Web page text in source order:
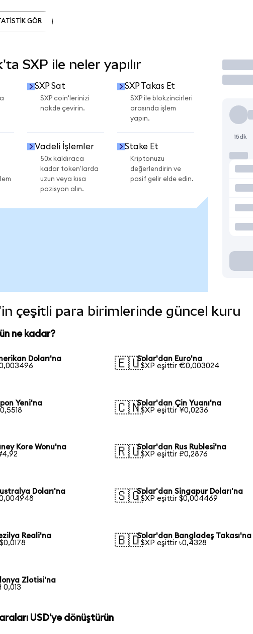
GÖR
SXP ile neler yapılır
SXP Sat
SXP coin'lerinizi
nakde çevirin.
SXP Takas Et
SXP ile blokzincirleri
arasında işlem
yapın.
Vadeli İşlemler
50x kaldıraca
kadar token'larda
uzun veya kısa
pozisyon alın.
Stake Et
Kriptonuzu
değerlendirin ve
pasif gelir elde edin.
15dk
çeşitli para birimlerinde güncel kuru
ne kadar?
Doları'na
🇪🇺Solar'dan Euro'na
1 SXP eşittir €0,003024
Yeni'na
🇨🇳Solar'dan Çin Yuanı'na
1 SXP eşittir ¥0,0236
Kore Wonu'na
🇷🇺Solar'dan Rus Rublesi'na
1 SXP eşittir ₽0,2876
Doları'na
🇸🇬Solar'dan Singapur Doları'na
1 SXP eşittir $0,004469
Reali'na
🇧🇩Solar'dan Bangladeş Takası'na
1 SXP eşittir ৳0,4328
Zlotisi'na
0,013
USD'ye dönüştürün